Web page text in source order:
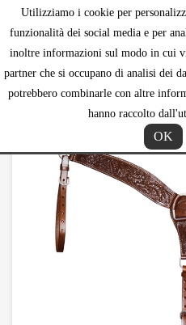
Utilizziamo i cookie per
funzionalità dei social media e per
inoltre informazioni sul modo in cui
partner che si occupano di analisi dei
potrebbero combinarle con altre
hanno raccolto
OK